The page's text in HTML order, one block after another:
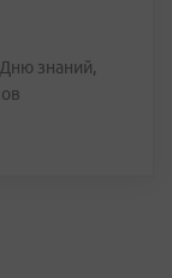
знаний,